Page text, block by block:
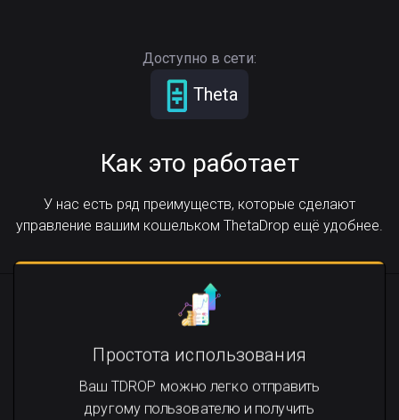
Доступно в сети:
Theta
Как это работает
У нас есть ряд преимуществ, которые сделают
управление вашим кошельком ThetaDrop ещё удобнее.
Простота использования
Ваш TDROP можно легко отправить
другому пользователю и получить